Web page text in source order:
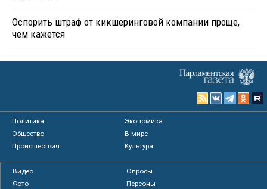
Оспорить штраф от кикшеринговой компании проще,
чем кажется
Политика
Экономика
Общество
В мире
Происшествия
Культура
Видео
Опросы
Фото
Персоны